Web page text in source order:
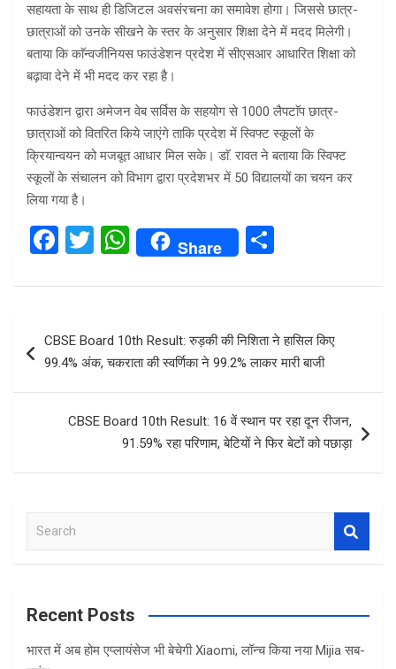
सहायता के साथ ही डिजिटल अवसंरचना का समावेश होगा। जिससे छात्र-
छात्राओं को उनके सीखने के स्तर के अनुसार शिक्षा देने में मदद मिलेगी।
बताया कि काॅन्वजीनियस फाउंडेशन प्रदेश में सीएसआर आधारित शिक्षा को
बढ़ावा देने में भी मदद कर रहा है।
फाउंडेशन द्वारा अमेजन वेब सर्विस के सहयोग से 1000 लैपटाॅप छात्र-
छात्राओं को वितरित किये जाएंगे ताकि प्रदेश में स्विफ्ट स्कूलों के
क्रियान्वयन को मजबूत आधार मिल सके। डाॅ. रावत ने बताया कि स्विफ्ट
स्कूलों के संचालन को विभाग द्वारा प्रदेशभर में 50 विद्यालयों का चयन कर
लिया गया है।
F
ce
o
k
T
tt
W
at
A
p
Share
ar
e
navigation
CBSE Board 10th Result: रुड़की की निशिता ने हासिल किए
99.4% अंक, चकराता की स्वर्णिका ने 99.2% लाकर मारी बाजी
CBSE Board 10th Result: 16 वें स्थान पर रहा दून रीजन,
91.59% रहा परिणाम, बेटियों ने फिर बेटों को पछाड़ा
a
cRecent Posts
भारत में अब होम एप्लायंसेज भी बेचेगी Xiaomi, लॉन्च किया नया Mijia सब-